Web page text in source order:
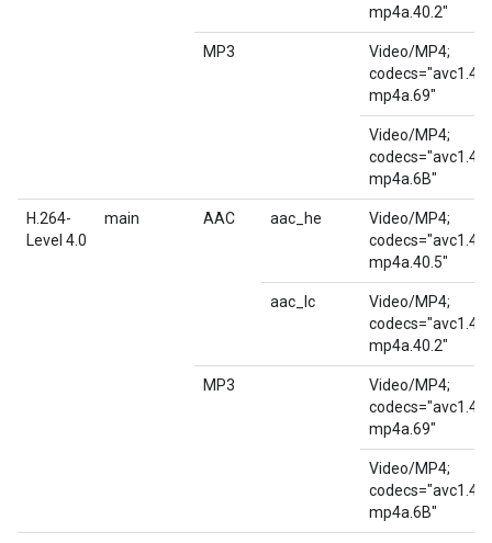
mp4a.40.2"
MP3
Video/MP4;
mp4a.69"
Video/MP4;
mp4a.6B"
H.264-
Level 4.0
main AAC aac_he
Video/MP4;
mp4a.40.5"
aac_lc
Video/MP4;
mp4a.40.2"
MP3
Video/MP4;
mp4a.69"
Video/MP4;
mp4a.6B"